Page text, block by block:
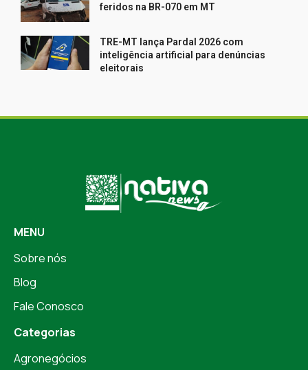
feridos na BR-070 em MT
TRE-MT lança Pardal 2026 com
inteligência artificial para denúncias
eleitorais
MENU
Sobre nós
Blog
Fale Conosco
Categorias
Agronegócios